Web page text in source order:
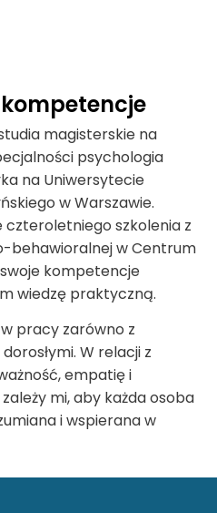
magisterskie na
psychologia
na Uniwersytecie
w Warszawie.
szkolenia z
behawioralnej w Centrum
kompetencje
wiedzę praktyczną.
pracy zarówno z
W relacji z
empatię i
mi, aby każda osoba
i wspierana w